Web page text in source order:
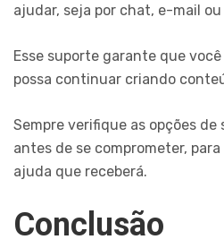
ajudar, seja por chat, e-mail
Esse suporte garante que
possa continuar criando
Sempre verifique as opções
antes de se comprometer,
ajuda que receberá.
Conclusão